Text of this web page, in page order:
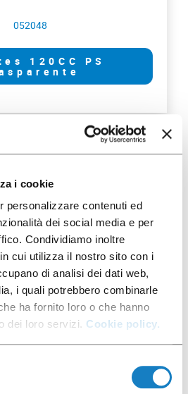
i cookie
personalizzare contenuti ed
dei social media e per
Condividiamo inoltre
cui utilizza il nostro sito con i
di analisi dei dati web,
i quali potrebbero combinarle
ha fornito loro o che hanno
dei loro servizi. Cookie policy.
052048
120CC PS
052022